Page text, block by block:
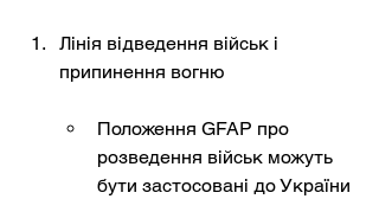
Лінія відведення військ і
припинення вогню
Положення GFAP про
розведення військ можуть
бути застосовані до України